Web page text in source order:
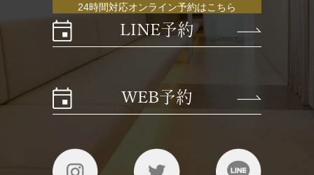
24時間対応オンライン予約はこちら
LINE予約
WEB予約